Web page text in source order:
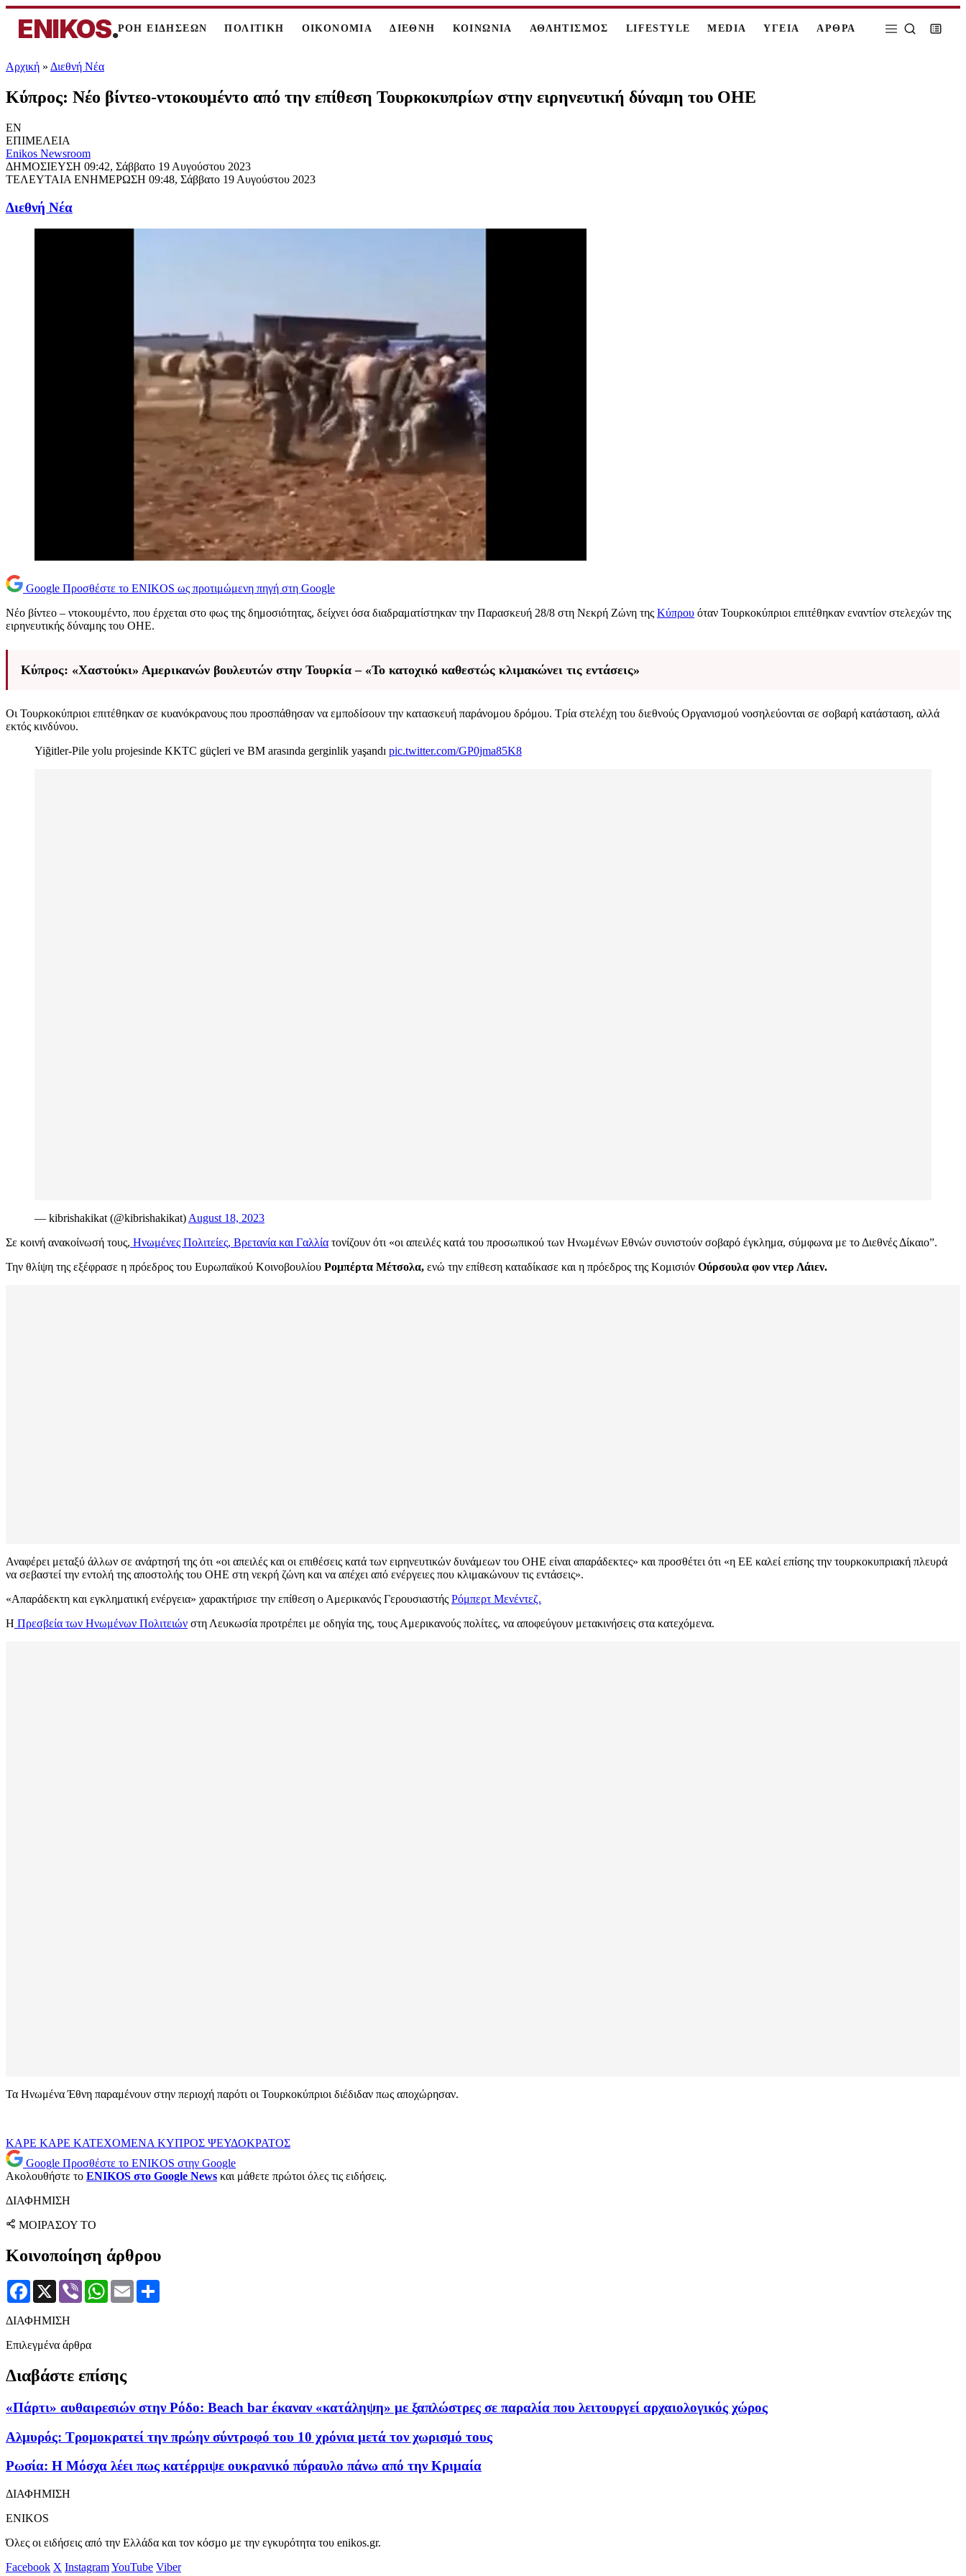
ENIKOS.ΡΟΗ ΕΙΔΗΣΕΩΝ ΠΟΛΙΤΙΚΗ ΟΙΚΟΝΟΜΙΑ ΔΙΕΘΝΗ ΚΟΙΝΩΝΙΑ ΑΘΛΗΤΙΣΜΟΣ LIFESTYLE MEDIA ΥΓΕΙΑ ΑΡΘΡΑ
Αρχική » Διεθνή Νέα
Κύπρος: Νέο βίντεο-ντοκουμέντο από την επίθεση Τουρκοκυπρίων στην ειρηνευτική δύναμη του ΟΗΕ
EN
ΕΠΙΜΕΛΕΙΑ
Enikos Newsroom
ΔΗΜΟΣΙΕΥΣΗ 09:42, Σάββατο 19 Αυγούστου 2023
ΤΕΛΕΥΤΑΙΑ ΕΝΗΜΕΡΩΣΗ 09:48, Σάββατο 19 Αυγούστου 2023
Διεθνή Νέα
Google Προσθέστε το ENIKOS ως προτιμώμενη πηγή στη Google
Νέο βίντεο – ντοκουμέντο, που έρχεται στο φως της δημοσιότητας, δείχνει όσα διαδραματίστηκαν την Παρασκευή 28/8 στη Νεκρή Ζώνη της Κύπρου όταν Τουρκοκύπριοι επιτέθηκαν εναντίον στελεχών της
ειρηνευτικής δύναμης του ΟΗΕ.
Κύπρος: «Χαστούκι» Αμερικανών βουλευτών στην Τουρκία – «Το κατοχικό καθεστώς κλιμακώνει τις εντάσεις»
Οι Τουρκοκύπριοι επιτέθηκαν σε κυανόκρανους που προσπάθησαν να εμποδίσουν την κατασκευή παράνομου δρόμου. Τρία στελέχη του διεθνούς Οργανισμού νοσηλεύονται σε σοβαρή κατάσταση, αλλά
εκτός κινδύνου.
Yiğitler-Pile yolu projesinde KKTC güçleri ve BM arasında gerginlik yaşandı pic.twitter.com/GP0jma85K8
— kibrishakikat (@kibrishakikat) August 18, 2023
Σε κοινή ανακοίνωσή τους, Ηνωμένες Πολιτείες, Βρετανία και Γαλλία τονίζουν ότι «οι απειλές κατά του προσωπικού των Ηνωμένων Εθνών συνιστούν σοβαρό έγκλημα, σύμφωνα με το Διεθνές Δίκαιο”.
Την θλίψη της εξέφρασε η πρόεδρος του Ευρωπαϊκού Κοινοβουλίου Ρομπέρτα Μέτσολα, ενώ την επίθεση καταδίκασε και η πρόεδρος της Κομισιόν Ούρσουλα φον ντερ Λάιεν.
Αναφέρει μεταξύ άλλων σε ανάρτησή της ότι «οι απειλές και οι επιθέσεις κατά των ειρηνευτικών δυνάμεων του ΟΗΕ είναι απαράδεκτες» και προσθέτει ότι «η ΕΕ καλεί επίσης την τουρκοκυπριακή πλευρά
να σεβαστεί την εντολή της αποστολής του ΟΗΕ στη νεκρή ζώνη και να απέχει από ενέργειες που κλιμακώνουν τις εντάσεις».
«Απαράδεκτη και εγκληματική ενέργεια» χαρακτήρισε την επίθεση ο Αμερικανός Γερουσιαστής Ρόμπερτ Μενέντεζ.
Η Πρεσβεία των Ηνωμένων Πολιτειών στη Λευκωσία προτρέπει με οδηγία της, τους Αμερικανούς πολίτες, να αποφεύγουν μετακινήσεις στα κατεχόμενα.
Τα Ηνωμένα Έθνη παραμένουν στην περιοχή παρότι οι Τουρκοκύπριοι διέδιδαν πως αποχώρησαν.
ΚΑΡΕ ΚΑΡΕ ΚΑΤΕΧΟΜΕΝΑ ΚΥΠΡΟΣ ΨΕΥΔΟΚΡΑΤΟΣ
Google Προσθέστε το ENIKOS στην Google
Ακολουθήστε το ENIKOS στο Google News και μάθετε πρώτοι όλες τις ειδήσεις.
ΔΙΑΦΗΜΙΣΗ
ΜΟΙΡΑΣΟΥ ΤΟ
Κοινοποίηση άρθρου
Facebook
X Viber WhatsApp
Email
ΔΙΑΦΗΜΙΣΗ
Επιλεγμένα άρθρα
Διαβάστε επίσης
«Πάρτι» αυθαιρεσιών στην Ρόδο: Beach bar έκαναν «κατάληψη» με ξαπλώστρες σε παραλία που λειτουργεί αρχαιολογικός χώρος
Αλμυρός: Τρομοκρατεί την πρώην σύντροφό του 10 χρόνια μετά τον χωρισμό τους
Ρωσία: Η Μόσχα λέει πως κατέρριψε ουκρανικό πύραυλο πάνω από την Κριμαία
ΔΙΑΦΗΜΙΣΗ
ENIKOS
Όλες οι ειδήσεις από την Ελλάδα και τον κόσμο με την εγκυρότητα του enikos.gr.
Facebook X InstagramYouTube Viber